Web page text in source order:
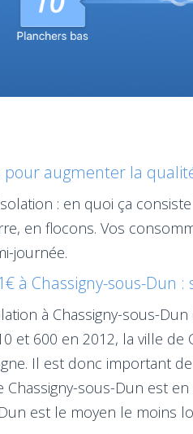
pour augmenter la
: en quoi ça
en flocons. Vos
journée.
à Chassigny-sous-Dun
à Chassigny-sous-
et 600 en 2012, la ville
Il est donc important
sous-Dun est
est le moyen le moins